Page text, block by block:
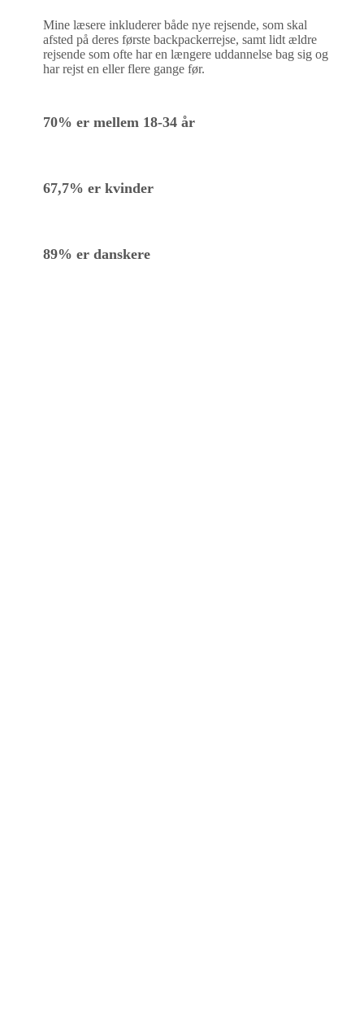
Mine læsere inkluderer både nye rejsende, som skal
afsted på deres første backpackerrejse, samt lidt ældre
rejsende som ofte har en længere uddannelse bag sig og
har rejst en eller flere gange før.
70% er mellem 18-34 år
67,7% er kvinder
89% er danskere